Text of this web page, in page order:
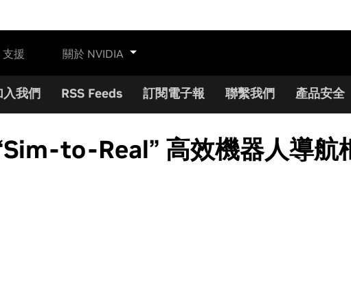
支援 關於 NVIDIA
入我們 RSS Feeds 訂閱電子報 聯繫我們 產品安全
to-Real” 高效機器人導航